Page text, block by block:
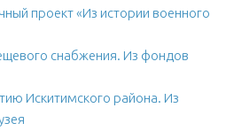
искусств»
школа»
проект «Из истории военного
снабжения. Из фондов
Искитимского района. Из